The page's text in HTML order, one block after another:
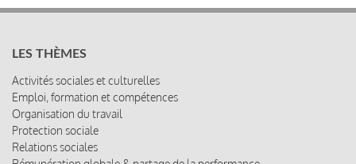
LES THÈMES
Activités sociales et culturelles
Emploi, formation et compétences
Organisation du travail
Protection sociale
Relations sociales